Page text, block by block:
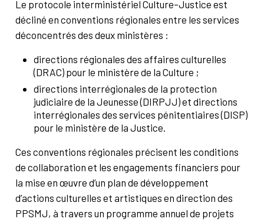
Le protocole interministériel Culture-Justice est
décliné en conventions régionales entre les services
déconcentrés des deux ministères :
directions régionales des affaires culturelles
(DRAC) pour le ministère de la Culture ;
directions interrégionales de la protection
judiciaire de la Jeunesse (DIRPJJ) et directions
interrégionales des services pénitentiaires (DISP)
pour le ministère de la Justice.
Ces conventions régionales précisent les conditions
de collaboration et les engagements financiers pour
la mise en œuvre d’un plan de développement
d’actions culturelles et artistiques en direction des
PPSMJ, à travers un programme annuel de projets